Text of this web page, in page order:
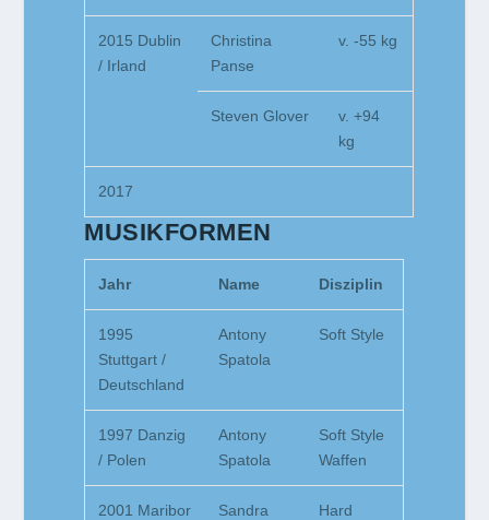
2015 Dublin
/ Irland
Christina
Panse
v. -55 kg
Steven Glover
v. +94
kg
2017
MUSIKFORMEN
Jahr Name Disziplin
1995
Stuttgart /
Deutschland
Antony
Spatola
Soft Style
1997 Danzig
/ Polen
Antony
Spatola
Soft Style
Waffen
2001 Maribor
Sandra
Hard